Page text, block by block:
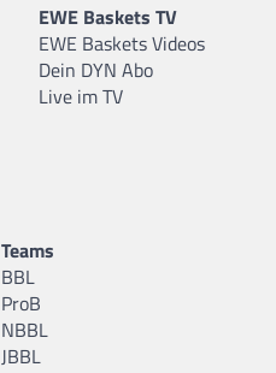
EWE Baskets TV
EWE Baskets Videos
Dein DYN Abo
Live im TV
Teams
BBL
ProB
NBBL
JBBL